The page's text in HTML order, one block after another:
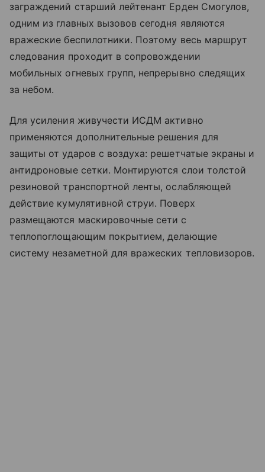
заграждений старший лейтенант Ерден Смогулов,
одним из главных вызовов сегодня являются
вражеские беспилотники. Поэтому весь маршрут
следования проходит в сопровождении
мобильных огневых групп, непрерывно следящих
за небом.
Для усиления живучести ИСДМ активно
применяются дополнительные решения для
защиты от ударов с воздуха: решетчатые экраны и
антидроновые сетки. Монтируются слои толстой
резиновой транспортной ленты, ослабляющей
действие кумулятивной струи. Поверх
размещаются маскировочные сети с
теплопоглощающим покрытием, делающие
систему незаметной для вражеских тепловизоров.